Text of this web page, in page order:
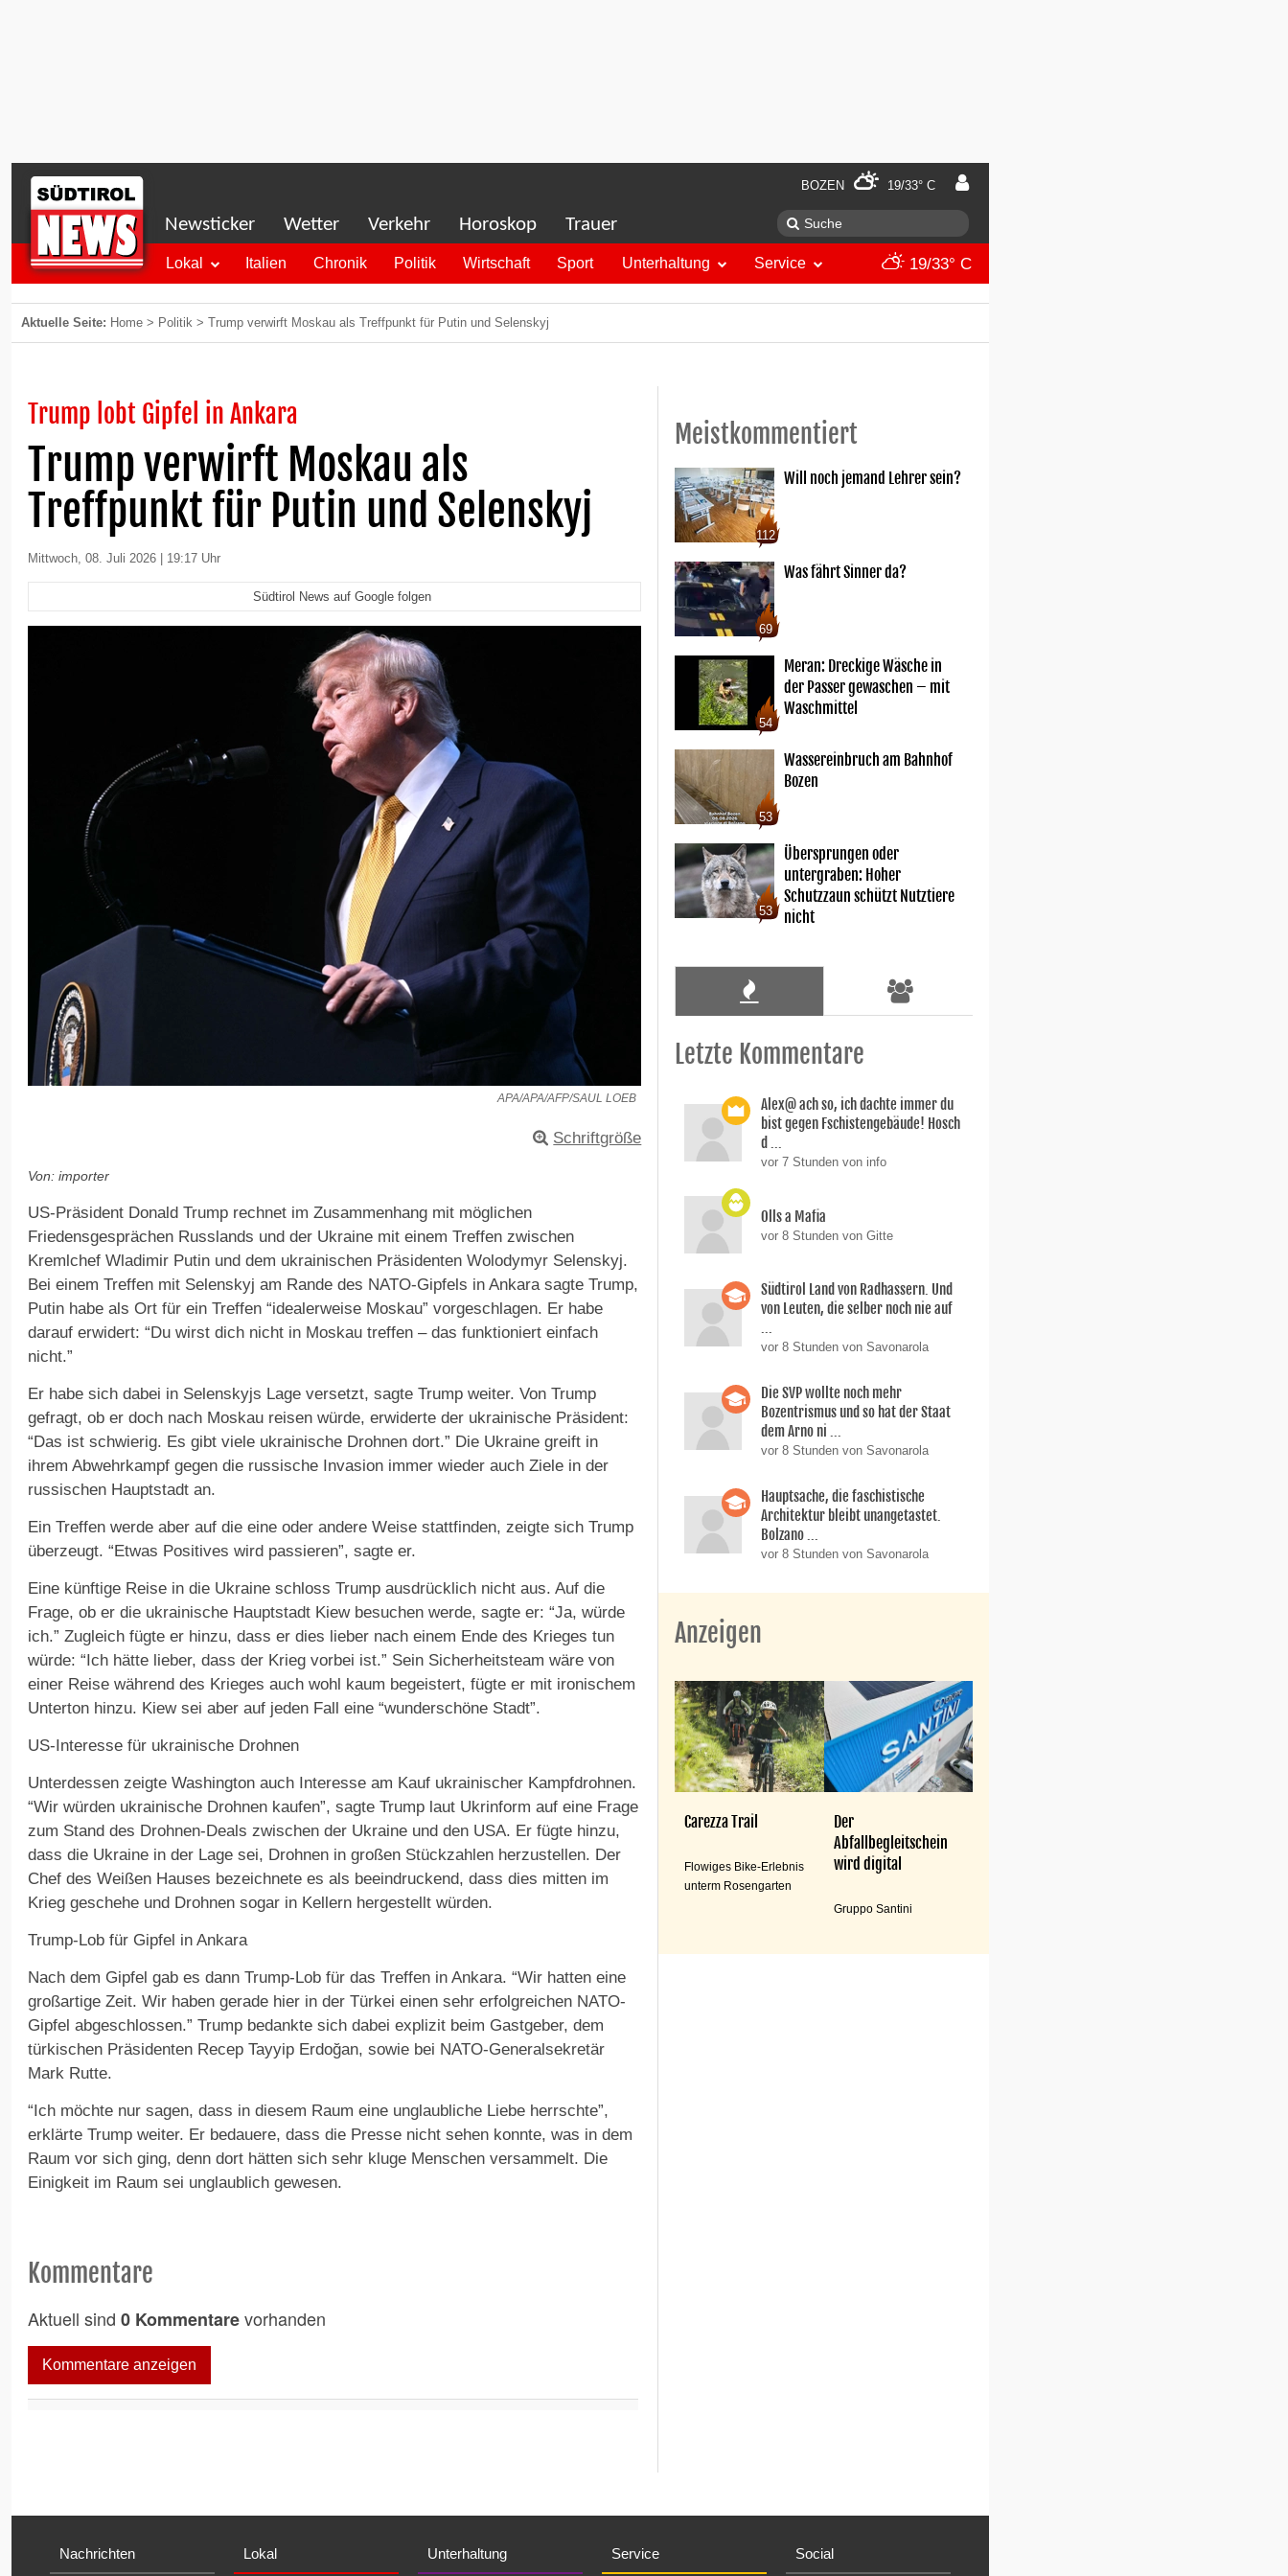
BOZEN 19/33° C
Newsticker Wetter Verkehr Horoskop Trauer
Lokal Italien Chronik Politik Wirtschaft Sport Unterhaltung Service 19/33° C
Aktuelle Seite: Home > Politik > Trump verwirft Moskau als Treffpunkt für Putin und Selenskyj
Trump lobt Gipfel in Ankara
Trump verwirft Moskau als
Treffpunkt für Putin und Selenskyj
Mittwoch, 08. Juli 2026 | 19:17 Uhr
Südtirol News auf Google folgen
APA/APA/AFP/SAUL LOEB
Schriftgröße
Von: importer
US-Präsident Donald Trump rechnet im Zusammenhang mit möglichen
Friedensgesprächen Russlands und der Ukraine mit einem Treffen zwischen
Kremlchef Wladimir Putin und dem ukrainischen Präsidenten Wolodymyr Selenskyj.
Bei einem Treffen mit Selenskyj am Rande des NATO-Gipfels in Ankara sagte Trump,
Putin habe als Ort für ein Treffen “idealerweise Moskau” vorgeschlagen. Er habe
darauf erwidert: “Du wirst dich nicht in Moskau treffen – das funktioniert einfach
nicht.”
Er habe sich dabei in Selenskyjs Lage versetzt, sagte Trump weiter. Von Trump
gefragt, ob er doch nach Moskau reisen würde, erwiderte der ukrainische Präsident:
“Das ist schwierig. Es gibt viele ukrainische Drohnen dort.” Die Ukraine greift in
ihrem Abwehrkampf gegen die russische Invasion immer wieder auch Ziele in der
russischen Hauptstadt an.
Ein Treffen werde aber auf die eine oder andere Weise stattfinden, zeigte sich Trump
überzeugt. “Etwas Positives wird passieren”, sagte er.
Eine künftige Reise in die Ukraine schloss Trump ausdrücklich nicht aus. Auf die
Frage, ob er die ukrainische Hauptstadt Kiew besuchen werde, sagte er: “Ja, würde
ich.” Zugleich fügte er hinzu, dass er dies lieber nach einem Ende des Krieges tun
würde: “Ich hätte lieber, dass der Krieg vorbei ist.” Sein Sicherheitsteam wäre von
einer Reise während des Krieges auch wohl kaum begeistert, fügte er mit ironischem
Unterton hinzu. Kiew sei aber auf jeden Fall eine “wunderschöne Stadt”.
US-Interesse für ukrainische Drohnen
Unterdessen zeigte Washington auch Interesse am Kauf ukrainischer Kampfdrohnen.
“Wir würden ukrainische Drohnen kaufen”, sagte Trump laut Ukrinform auf eine Frage
zum Stand des Drohnen-Deals zwischen der Ukraine und den USA. Er fügte hinzu,
dass die Ukraine in der Lage sei, Drohnen in großen Stückzahlen herzustellen. Der
Chef des Weißen Hauses bezeichnete es als beeindruckend, dass dies mitten im
Krieg geschehe und Drohnen sogar in Kellern hergestellt würden.
Trump-Lob für Gipfel in Ankara
Nach dem Gipfel gab es dann Trump-Lob für das Treffen in Ankara. “Wir hatten eine
großartige Zeit. Wir haben gerade hier in der Türkei einen sehr erfolgreichen NATO-
Gipfel abgeschlossen.” Trump bedankte sich dabei explizit beim Gastgeber, dem
türkischen Präsidenten Recep Tayyip Erdoğan, sowie bei NATO-Generalsekretär
Mark Rutte.
“Ich möchte nur sagen, dass in diesem Raum eine unglaubliche Liebe herrschte”,
erklärte Trump weiter. Er bedauere, dass die Presse nicht sehen konnte, was in dem
Raum vor sich ging, denn dort hätten sich sehr kluge Menschen versammelt. Die
Einigkeit im Raum sei unglaublich gewesen.
Kommentare
Aktuell sind 0 Kommentarevorhanden
Kommentare anzeigen
Meistkommentiert
112
Will noch jemand Lehrer sein?
69
Was fährt Sinner da?
54
Meran: Dreckige Wäsche in
der Passer gewaschen – mit
Waschmittel
53
Wassereinbruch am Bahnhof
Bozen
53
Übersprungen oder
untergraben: Hoher
Schutzzaun schützt Nutztiere
nicht
Letzte Kommentare
Alex@ ach so, ich dachte immer du
bist gegen Fschistengebäude! Hosch
d ...
vor 7 Stunden von info
Olls a Mafia
vor 8 Stunden von Gitte
Südtirol Land von Radhassern. Und
von Leuten, die selber noch nie auf
...
vor 8 Stunden von Savonarola
Die SVP wollte noch mehr
Bozentrismus und so hat der Staat
dem Arno ni ...
vor 8 Stunden von Savonarola
Hauptsache, die faschistische
Architektur bleibt unangetastet.
Bolzano ...
vor 8 Stunden von Savonarola
Anzeigen
Carezza Trail
Flowiges Bike-Erlebnis
unterm Rosengarten
Der
Abfallbegleitschein
wird digital
Gruppo Santini
Nachrichten Lokal Unterhaltung Service Social